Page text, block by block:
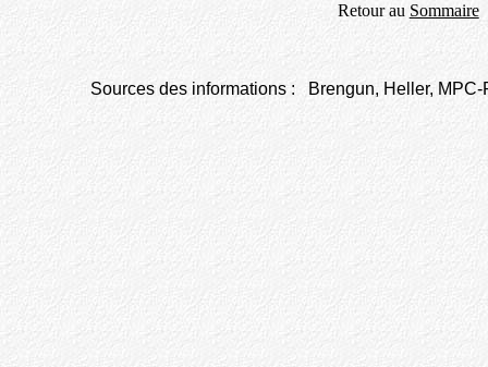
Retour au Sommaire
Sources des informations : Brengun, Heller, MPC-